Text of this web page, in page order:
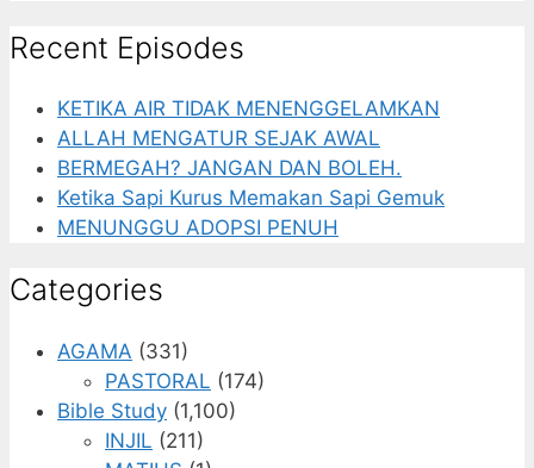
Recent Episodes
KETIKA AIR TIDAK MENENGGELAMKAN
ALLAH MENGATUR SEJAK AWAL
BERMEGAH? JANGAN DAN BOLEH.
Ketika Sapi Kurus Memakan Sapi Gemuk
MENUNGGU ADOPSI PENUH
Categories
AGAMA (331)
PASTORAL (174)
Bible Study (1,100)
INJIL (211)